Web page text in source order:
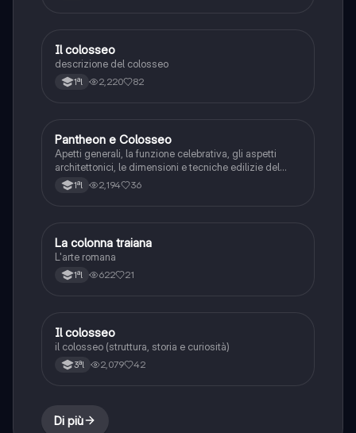
Storia dell'arte
Il colosseo
descrizione del colosseo
1ªl 2,220 82
Storia dell'arte
Pantheon e Colosseo
Apetti generali, la funzione celebrativa, gli aspetti
architettonici, le dimensioni e tecniche edilizie del
Colosseo o Anfiteatro Flavio e Pantheon
1ªl 2,194 36
Storia dell'arte
La colonna traiana
L'arte romana
1ªl 622 21
Storia dell'arte
Il colosseo
il colosseo (struttura, storia e curiosità)
3ªl 2,079 42
Di più